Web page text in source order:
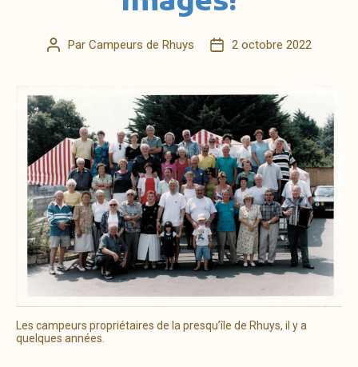
Auteur
Par Campeurs de Rhuys
Date2 octobre 2022
Les campeurs propriétaires de la presqu’île de Rhuys, il y a
quelques années.